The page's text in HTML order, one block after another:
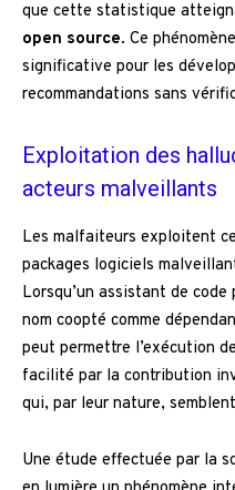
que cette statistique
open source. Ce
significative pour les
recommandations sans
Exploitation des
acteurs malveillants
Les malfaiteurs exploitent
packages logiciels
Lorsqu’un assistant de
nom coopté comme
peut permettre l’exécution de
facilité par la contribution
qui, par leur nature,
Une étude effectuée par la